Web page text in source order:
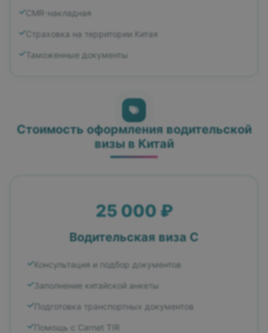
CMR-накладная
Страховка на территории Китая
Таможенные документы
Стоимость оформления водительской
визы в Китай
25 000 ₽
Водительская виза С
Консультация и подбор документов
Заполнение китайской анкеты
Подготовка транспортных документов
Помощь с Carnet TIR